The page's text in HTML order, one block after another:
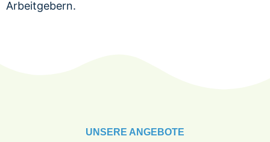
Arbeitgebern.
UNSERE ANGEBOTE